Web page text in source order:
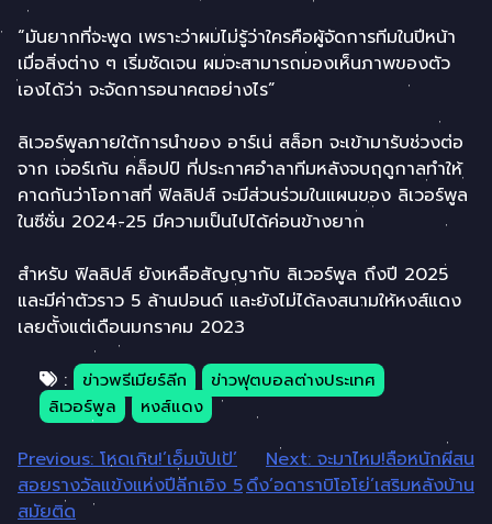
“มันยากที่จะพูด เพราะว่าผมไม่รู้ว่าใครคือผู้จัดการทีมในปีหน้า
เมื่อสิ่งต่าง ๆ เริ่มชัดเจน ผมจะสามารถมองเห็นภาพของตัว
เองได้ว่า จะจัดการอนาคตอย่างไร”
ลิเวอร์พูลภายใต้การนำของ อาร์เน่ สล็อท จะเข้ามารับช่วงต่อ
จาก เจอร์เก้น คล็อปป์ ที่ประกาศอำลาทีมหลังจบฤดูกาลทำให้
คาดกันว่าโอกาสที่ ฟิลลิปส์ จะมีส่วนร่วมในแผนของ ลิเวอร์พูล
ในซีซั่น 2024-25 มีความเป็นไปได้ค่อนข้างยาก
สำหรับ ฟิลลิปส์ ยังเหลือสัญญากับ ลิเวอร์พูล ถึงปี 2025
และมีค่าตัวราว 5 ล้านปอนด์ และยังไม่ได้ลงสนามให้หงส์แดง
เลยตั้งแต่เดือนมกราคม 2023
:
ข่าวพรีเมียร์ลีก
ข่าวฟุตบอลต่างประเทศ
ลิเวอร์พูล
หงส์แดง
แนะแนว
เรื่อง
Previous: โหดเกิน!’เอ็มบัปเป้’
สอยรางวัลแข้งแห่งปีลีกเอิง 5
สมัยติด
Next: จะมาไหม!ลือหนักผีสน
ดึง’อดาราบิโอโย่’เสริมหลังบ้าน